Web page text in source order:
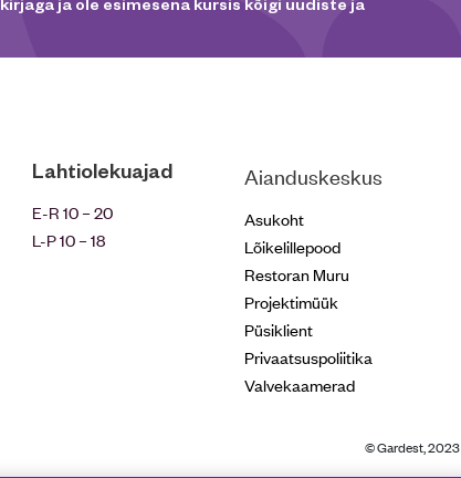
Lahtiolekuajad
E-R 10 – 20
L-P 10 – 18
Aianduskeskus
Asukoht
Lõikelillepood
Restoran Muru
Projektimüük
Püsiklient
Privaatsuspoliitika
Valvekaamerad
© Gardest, 2023